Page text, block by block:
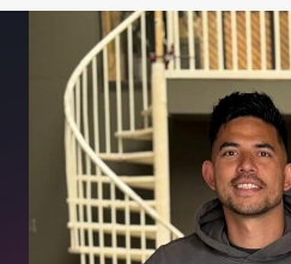
Verbouw
Uitbreiding
Renovatie
Onderhoud
Over ons
Neem contact